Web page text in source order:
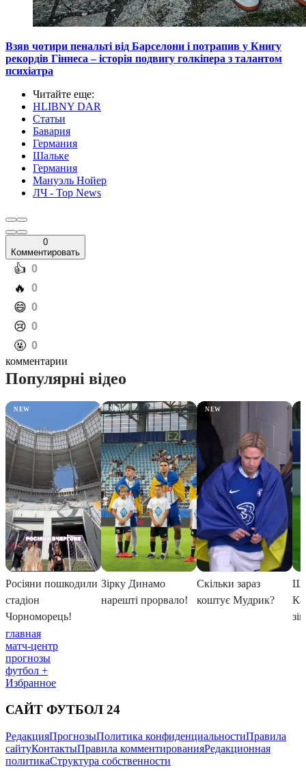
Взяв чотири пенальті від Барселони і потрапив у Книгу
рекордів Гіннеса – історія подвигу голкіпера з талантом
психіатра
Читайте еще:
HLIBNY DAR
Статьи
Бавария
Германия
Шальке
Германия
Мануэль Нойер
ЛЧ - Top News
0
Комментировать
️👍 0
️🔥 0
️😄 0
️😢 0
️🤬 0
комментарии
главная
матч-центр
прогнозы
футбол +
Избранное
САЙТ ФУТБОЛ 24
РедакцияПрогнозыПолитика конфиденциальностиПравила
сайтуКонтактыПравила комментированияРедакционная
политикаСтруктура собственности